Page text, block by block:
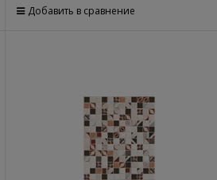
Добавить в сравнение